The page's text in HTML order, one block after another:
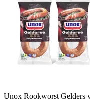
Unox Rookworst Gelders